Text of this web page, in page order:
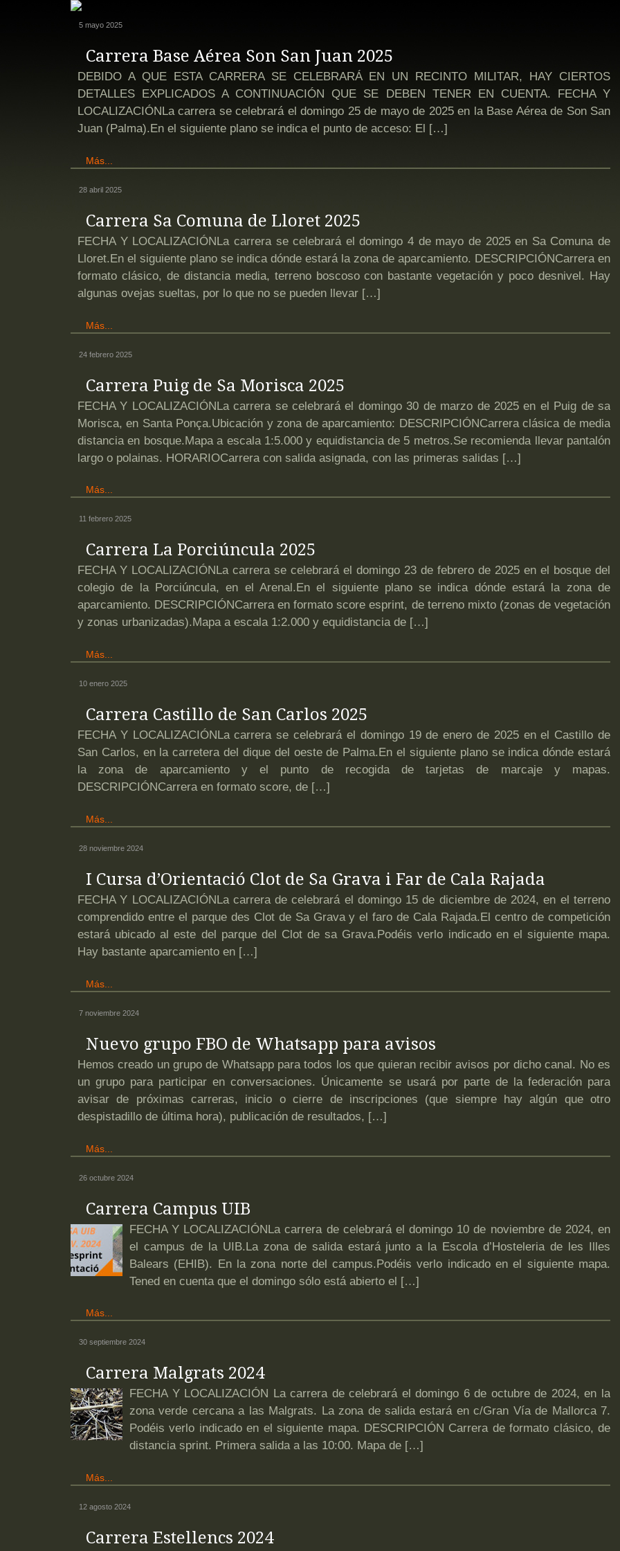
5 mayo 2025
Carrera Base Aérea Son San Juan 2025
DEBIDO A QUE ESTA CARRERA SE CELEBRARÁ EN UN RECINTO MILITAR, HAY CIERTOS
DETALLES EXPLICADOS A CONTINUACIÓN QUE SE DEBEN TENER EN CUENTA. FECHA Y
LOCALIZACIÓNLa carrera se celebrará el domingo 25 de mayo de 2025 en la Base Aérea de Son San
Juan (Palma).En el siguiente plano se indica el punto de acceso: El […]
Más...
28 abril 2025
Carrera Sa Comuna de Lloret 2025
FECHA Y LOCALIZACIÓNLa carrera se celebrará el domingo 4 de mayo de 2025 en Sa Comuna de
Lloret.En el siguiente plano se indica dónde estará la zona de aparcamiento. DESCRIPCIÓNCarrera en
formato clásico, de distancia media, terreno boscoso con bastante vegetación y poco desnivel. Hay
algunas ovejas sueltas, por lo que no se pueden llevar […]
Más...
24 febrero 2025
Carrera Puig de Sa Morisca 2025
FECHA Y LOCALIZACIÓNLa carrera se celebrará el domingo 30 de marzo de 2025 en el Puig de sa
Morisca, en Santa Ponça.Ubicación y zona de aparcamiento: DESCRIPCIÓNCarrera clásica de media
distancia en bosque.Mapa a escala 1:5.000 y equidistancia de 5 metros.Se recomienda llevar pantalón
largo o polainas. HORARIOCarrera con salida asignada, con las primeras salidas […]
Más...
11 febrero 2025
Carrera La Porciúncula 2025
FECHA Y LOCALIZACIÓNLa carrera se celebrará el domingo 23 de febrero de 2025 en el bosque del
colegio de la Porciúncula, en el Arenal.En el siguiente plano se indica dónde estará la zona de
aparcamiento. DESCRIPCIÓNCarrera en formato score esprint, de terreno mixto (zonas de vegetación
y zonas urbanizadas).Mapa a escala 1:2.000 y equidistancia de […]
Más...
10 enero 2025
Carrera Castillo de San Carlos 2025
FECHA Y LOCALIZACIÓNLa carrera se celebrará el domingo 19 de enero de 2025 en el Castillo de
San Carlos, en la carretera del dique del oeste de Palma.En el siguiente plano se indica dónde estará
la zona de aparcamiento y el punto de recogida de tarjetas de marcaje y mapas.
DESCRIPCIÓNCarrera en formato score, de […]
Más...
28 noviembre 2024
I Cursa d’Orientació Clot de Sa Grava i Far de Cala Rajada
FECHA Y LOCALIZACIÓNLa carrera de celebrará el domingo 15 de diciembre de 2024, en el terreno
comprendido entre el parque des Clot de Sa Grava y el faro de Cala Rajada.El centro de competición
estará ubicado al este del parque del Clot de sa Grava.Podéis verlo indicado en el siguiente mapa.
Hay bastante aparcamiento en […]
Más...
7 noviembre 2024
Nuevo grupo FBO de Whatsapp para avisos
Hemos creado un grupo de Whatsapp para todos los que quieran recibir avisos por dicho canal. No es
un grupo para participar en conversaciones. Únicamente se usará por parte de la federación para
avisar de próximas carreras, inicio o cierre de inscripciones (que siempre hay algún que otro
despistadillo de última hora), publicación de resultados, […]
Más...
26 octubre 2024
Carrera Campus UIB
FECHA Y LOCALIZACIÓNLa carrera de celebrará el domingo 10 de noviembre de 2024, en
el campus de la UIB.La zona de salida estará junto a la Escola d’Hosteleria de les Illes
Balears (EHIB). En la zona norte del campus.Podéis verlo indicado en el siguiente mapa.
Tened en cuenta que el domingo sólo está abierto el […]
Más...
30 septiembre 2024
Carrera Malgrats 2024
FECHA Y LOCALIZACIÓN La carrera de celebrará el domingo 6 de octubre de 2024, en la
zona verde cercana a las Malgrats. La zona de salida estará en c/Gran Vía de Mallorca 7.
Podéis verlo indicado en el siguiente mapa. DESCRIPCIÓN Carrera de formato clásico, de
distancia sprint. Primera salida a las 10:00. Mapa de […]
Más...
12 agosto 2024
Carrera Estellencs 2024